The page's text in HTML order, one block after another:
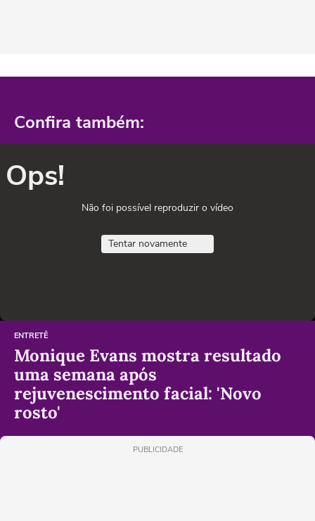
Confira também:
Ops!
Não foi possível reproduzir o vídeo
Tentar novamente
ENTRETÊ
Monique Evans mostra resultado
uma semana após
rejuvenescimento facial: 'Novo
rosto'
PUBLICIDADE